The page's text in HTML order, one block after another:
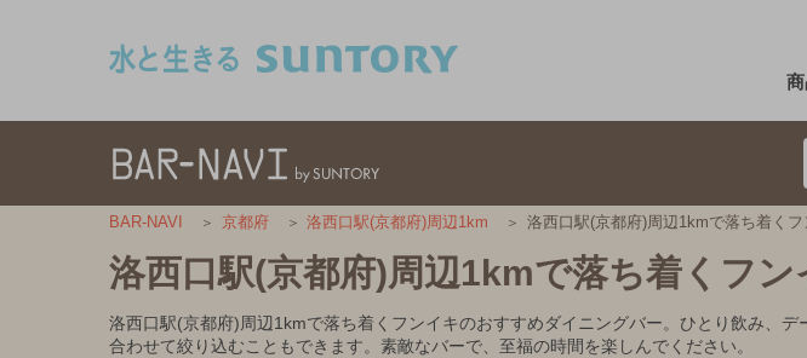
BAR-NAVI 京都府 洛西口駅(京都府)周辺1km 洛西口駅(京都府)周辺1kmで落ち着く
洛西口駅(京都府)周辺1kmで落ち着くフ
洛西口駅(京都府)周辺1kmで落ち着くフンイキのおすすめダイニングバー。ひとり飲み、
合わせて絞り込むこともできます。素敵なバーで、至福の時間を楽しんでください。